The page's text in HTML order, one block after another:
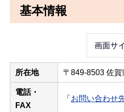
基本情報
画面サ
所在地 〒849-8503 佐
電話・
FAX
「 お問い合わせ